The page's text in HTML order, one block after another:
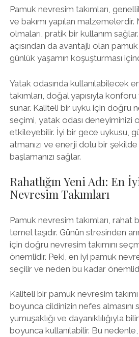
Pamuk nevresim takımları,
ve bakımı yapılan
olmaları, pratik bir kullanım
açısından da avantajlı olan
günlük yaşamın koşuşturması
Yatak odasında kullanılabilecek
takımları, doğal yapısıyla konforu
sunar. Kaliteli bir uyku için doğru
seçimi, yatak odası deneyiminizi
etkileyebilir. İyi bir gece uykusu,
atmanızı ve enerji dolu bir
başlamanızı sağlar.
Rahatlığın Yeni Adı: En
Nevresim Takımları
Pamuk nevresim takımları, rahat
temel taşıdır. Günün stresinden
için doğru nevresim takımını
önemlidir. Peki, en iyi pamuk
seçilir ve neden bu kadar
Kaliteli bir pamuk nevresim
boyunca cildinizin nefes almasını
yumuşaklığı ve dayanıklılığıyla
boyunca kullanılabilir. Bu